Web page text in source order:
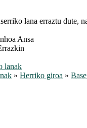
lana erraztu dute,
Ansa
lanak
» Herriko giroa »